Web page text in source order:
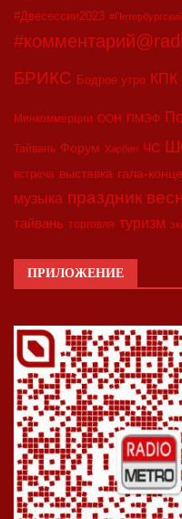
#Двесессии2023
БРИКС Бодрое утро КПК
Минкоммерции ООН ПМЭФ
Тайвань Форум Харбин ЧС
встреча выставка гала-
музыка праздник
тайвань торговля туризм
ПРИЛОЖЕНИЕ